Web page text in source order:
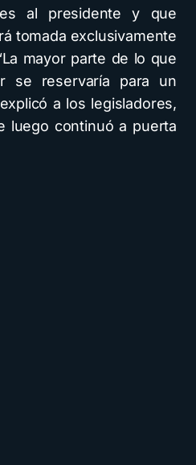
al presidente y que
tomada exclusivamente
mayor parte de lo que
se reservaría para un
a los legisladores,
luego continuó a puerta